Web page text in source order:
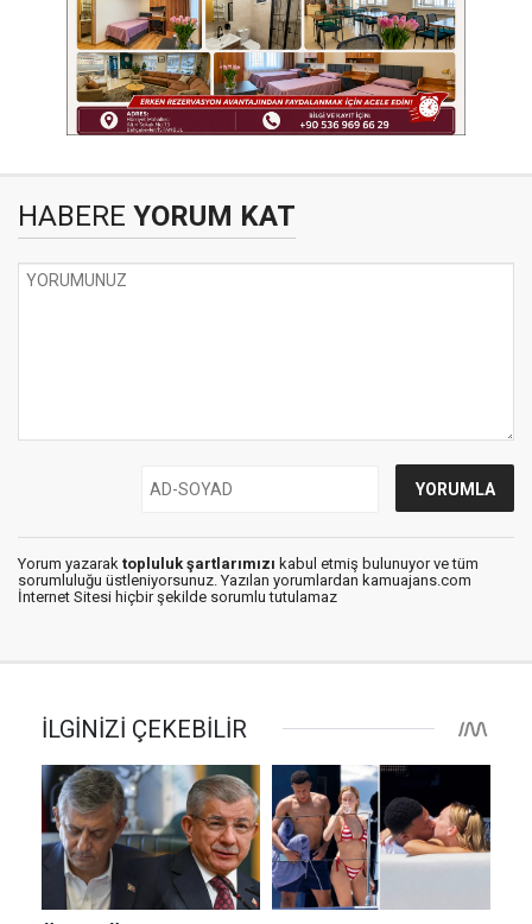
HABERE YORUM KAT
Yorum yazarak topluluk şartlarımızı kabul etmiş bulunuyor ve tüm
sorumluluğu üstleniyorsunuz. Yazılan yorumlardan kamuajans.com
İnternet Sitesi hiçbir şekilde sorumlu tutulamaz